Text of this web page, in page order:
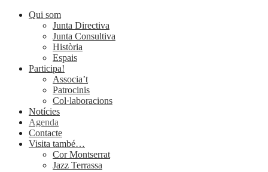
Qui som
Junta Directiva
Junta Consultiva
Història
Espais
Participa!
Associa’t
Patrocinis
Col·laboracions
Notícies
Agenda
Contacte
Visita també…
Cor Montserrat
Jazz Terrassa